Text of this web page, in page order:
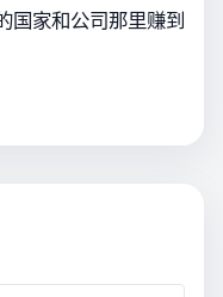
国家和公司那里赚到